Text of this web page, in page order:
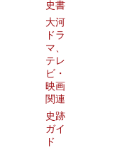
史書
大河
ドラ
マ、
テレ
ビ・
映画
関連
史跡
ガイ
ド